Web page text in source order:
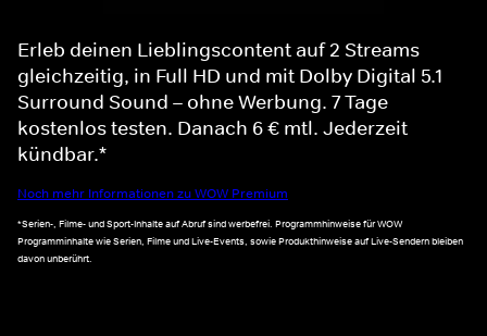
Erleb deinen Lieblingscontent auf 2 Streams
gleichzeitig, in Full HD und mit Dolby Digital 5.1
Surround Sound – ohne Werbung. 7 Tage
kostenlos testen. Danach 6 € mtl. Jederzeit
kündbar.*
Noch mehr Informationen zu WOW Premium
*Serien-, Filme- und Sport-Inhalte auf Abruf sind werbefrei. Programmhinweise für WOW
Programminhalte wie Serien, Filme und Live-Events, sowie Produkthinweise auf Live-Sendern bleiben
davon unberührt.